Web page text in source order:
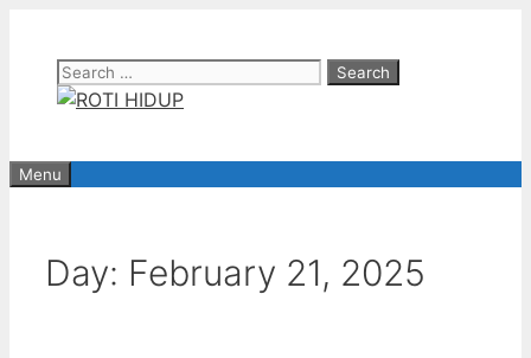
contentSearch
for:
Menu
Day: February 21, 2025